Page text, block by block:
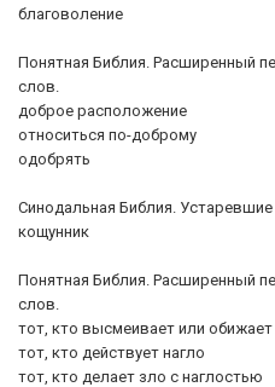
благоволение
Понятная Библия. Расширенный
слов.
доброе расположение
относиться по-доброму
одобрять
Синодальная Библия. Устаревшие
кощунник
Понятная Библия. Расширенный
слов.
тот, кто высмеивает или обижает
тот, кто действует нагло
тот, кто делает зло с наглостью